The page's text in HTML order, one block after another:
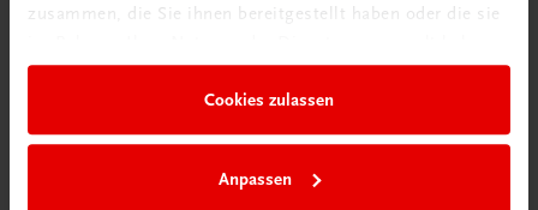
zusammen, die Sie ihnen bereitgestellt haben oder die sie
Cookies zulassen
Anpassen
Gastronomie
Die österreichische Brotansprache